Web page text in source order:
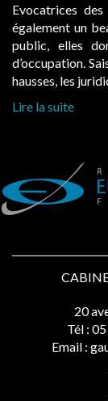
Evocatrices
également un
public, elles
d’occupation.
hausses, les
Lire la suite
20
Tél :
Email :